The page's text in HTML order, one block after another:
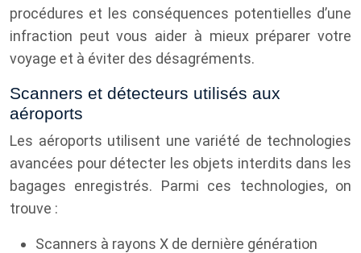
procédures et les conséquences potentielles d’une
infraction peut vous aider à mieux préparer votre
voyage et à éviter des désagréments.
Scanners et détecteurs utilisés aux
aéroports
Les aéroports utilisent une variété de technologies
avancées pour détecter les objets interdits dans les
bagages enregistrés. Parmi ces technologies, on
trouve :
Scanners à rayons X de dernière génération